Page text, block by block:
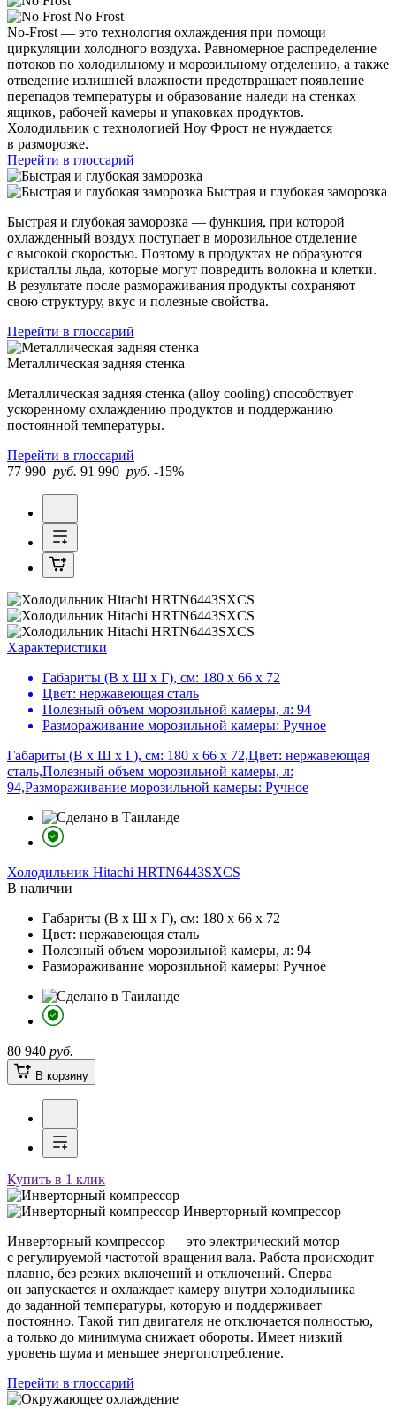
No Frost
No-Frost — это технология охлаждения при помощи
циркуляции холодного воздуха. Равномерное распределение
потоков по холодильному и морозильному отделению, а также
отведение излишней влажности предотвращает появление
перепадов температуры и образование наледи на стенках
ящиков, рабочей камеры и упаковках продуктов.
Холодильник с технологией Ноу Фрост не нуждается
в разморозке.
Перейти в глоссарий
Быстрая и глубокая заморозка
Быстрая и глубокая заморозка — функция, при которой
охлажденный воздух поступает в морозильное отделение
с высокой скоростью. Поэтому в продуктах не образуются
кристаллы льда, которые могут повредить волокна и клетки.
В результате после размораживания продукты сохраняют
свою структуру, вкус и полезные свойства.
Перейти в глоссарий
Металлическая задняя стенка
Металлическая задняя стенка (alloy cooling) способствует
ускоренному охлаждению продуктов и поддержанию
постоянной температуры.
Перейти в глоссарий
77 990 руб. 91 990 руб. -15%
Характеристики
Габариты (В х Ш х Г), см: 180 х 66 х 72
Цвет: нержавеющая сталь
Полезный объем морозильной камеры, л: 94
Размораживание морозильной камеры: Ручное
Габариты (В х Ш х Г), см: 180 х 66 х 72,Цвет: нержавеющая
сталь,Полезный объем морозильной камеры, л:
94,Размораживание морозильной камеры: Ручное
Холодильник Hitachi HRTN6443SXCS
В наличии
Габариты (В х Ш х Г), см: 180 х 66 х 72
Цвет: нержавеющая сталь
Полезный объем морозильной камеры, л: 94
Размораживание морозильной камеры: Ручное
80 940 руб.
В корзину
Купить в 1 клик
Инверторный компрессор
Инверторный компрессор — это электрический мотор
с регулируемой частотой вращения вала. Работа происходит
плавно, без резких включений и отключений. Сперва
он запускается и охлаждает камеру внутри холодильника
до заданной температуры, которую и поддерживает
постоянно. Такой тип двигателя не отключается полностью,
а только до минимума снижает обороты. Имеет низкий
уровень шума и меньшее энергопотребление.
Перейти в глоссарий